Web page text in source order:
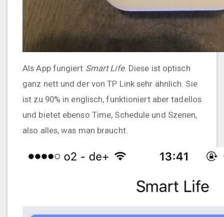
Als App fungiert Smart Life. Diese ist optisch
ganz nett und der von TP Link sehr ähnlich. Sie
ist zu 90% in englisch, funktioniert aber tadellos
und bietet ebenso Time, Schedule und Szenen,
also alles, was man braucht.